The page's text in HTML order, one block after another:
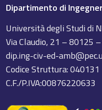
Dipartimento di
Università degli Studi di
Via Claudio, 21 – 80125
dip.ing-civ-ed-
Codice Struttura: 040131
C.F./P.IVA:00876220633